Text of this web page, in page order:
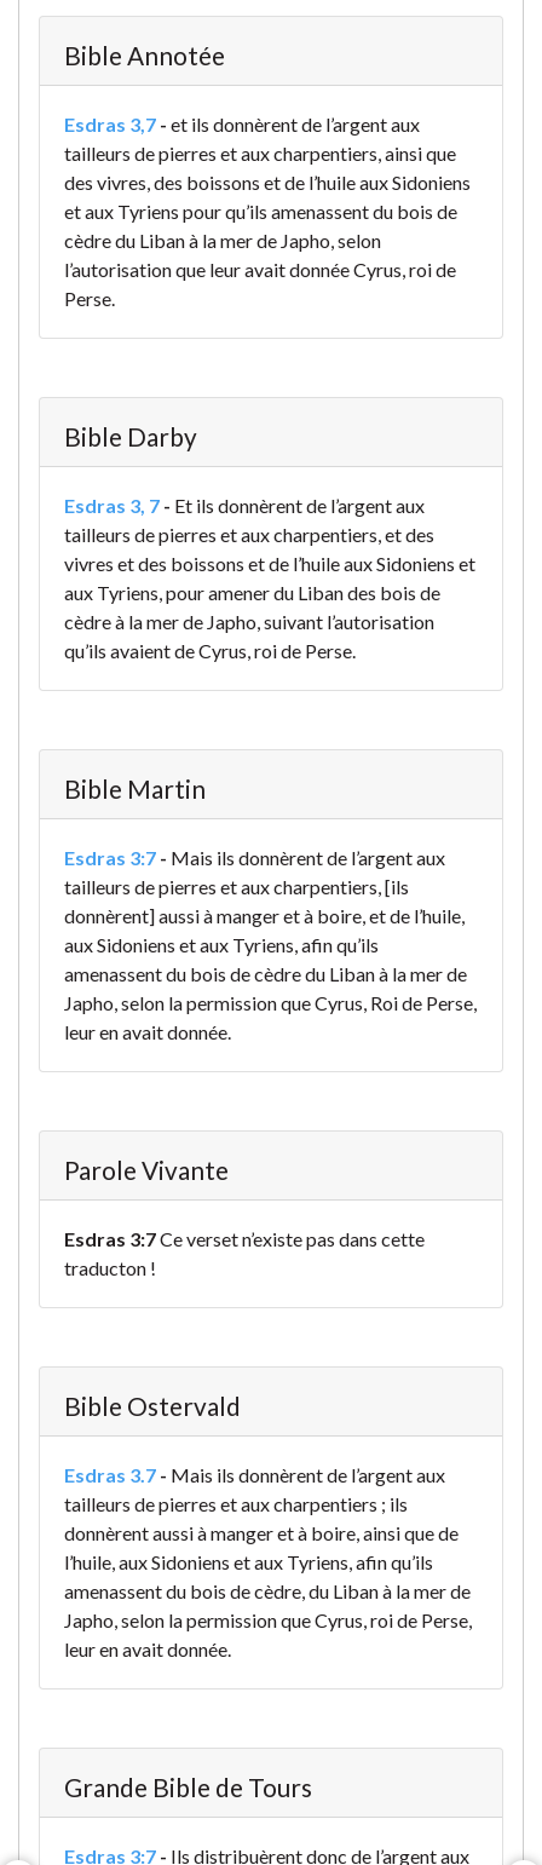
Bible Annotée
Esdras 3,7 - et ils donnèrent de l’argent aux
tailleurs de pierres et aux charpentiers, ainsi que
des vivres, des boissons et de l’huile aux Sidoniens
et aux Tyriens pour qu’ils amenassent du bois de
cèdre du Liban à la mer de Japho, selon
l’autorisation que leur avait donnée Cyrus, roi de
Perse.
Bible Darby
Esdras 3, 7 - Et ils donnèrent de l’argent aux
tailleurs de pierres et aux charpentiers, et des
vivres et des boissons et de l’huile aux Sidoniens et
aux Tyriens, pour amener du Liban des bois de
cèdre à la mer de Japho, suivant l’autorisation
qu’ils avaient de Cyrus, roi de Perse.
Bible Martin
Esdras 3:7 - Mais ils donnèrent de l’argent aux
tailleurs de pierres et aux charpentiers, [ils
donnèrent] aussi à manger et à boire, et de l’huile,
aux Sidoniens et aux Tyriens, afin qu’ils
amenassent du bois de cèdre du Liban à la mer de
Japho, selon la permission que Cyrus, Roi de Perse,
leur en avait donnée.
Parole Vivante
Esdras 3:7Ce verset n’existe pas dans cette
traducton !
Bible Ostervald
Esdras 3.7 - Mais ils donnèrent de l’argent aux
tailleurs de pierres et aux charpentiers ; ils
donnèrent aussi à manger et à boire, ainsi que de
l’huile, aux Sidoniens et aux Tyriens, afin qu’ils
amenassent du bois de cèdre, du Liban à la mer de
Japho, selon la permission que Cyrus, roi de Perse,
leur en avait donnée.
Grande Bible de Tours
Esdras 3:7 - Ils distribuèrent donc de l’argent aux